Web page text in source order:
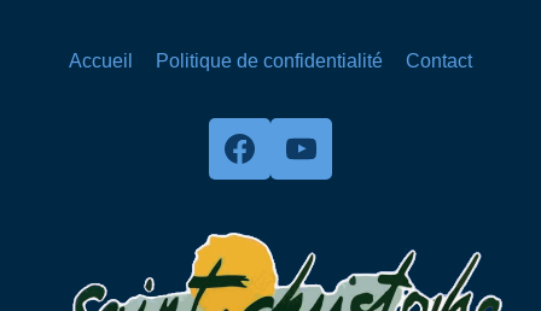
Accueil Politique de confidentialité Contact